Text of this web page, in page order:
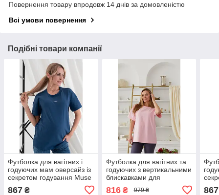
Повернення товару впродовж 14 днів за домовленістю
Всі умови повернення
Подібні товари компанії
Футболка для вагітних і
годуючих мам оверсайз із
секретом годування Muse
867 ₴
Футболка для вагітних та
годуючих з вертикальними
блискавками для
Lullababe рожевий
816₴ 979 ₴ 867